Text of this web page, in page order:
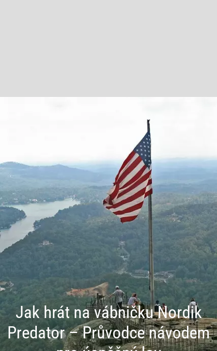
Jak hrát na vábničku Nordik
Predator – Průvodce návodem